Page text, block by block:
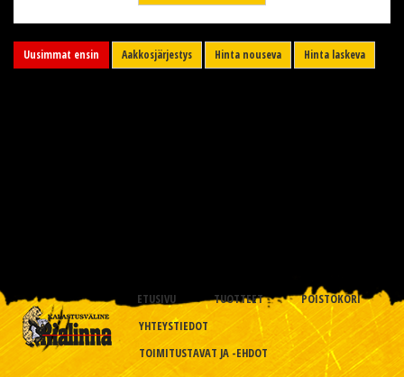
Uusimmat ensin Aakkosjärjestys Hinta nouseva Hinta laskeva
ETUSIVU TUOTTEET
POISTOKORI
YHTEYSTIEDOT
TOIMITUSTAVAT JA -EHDOT